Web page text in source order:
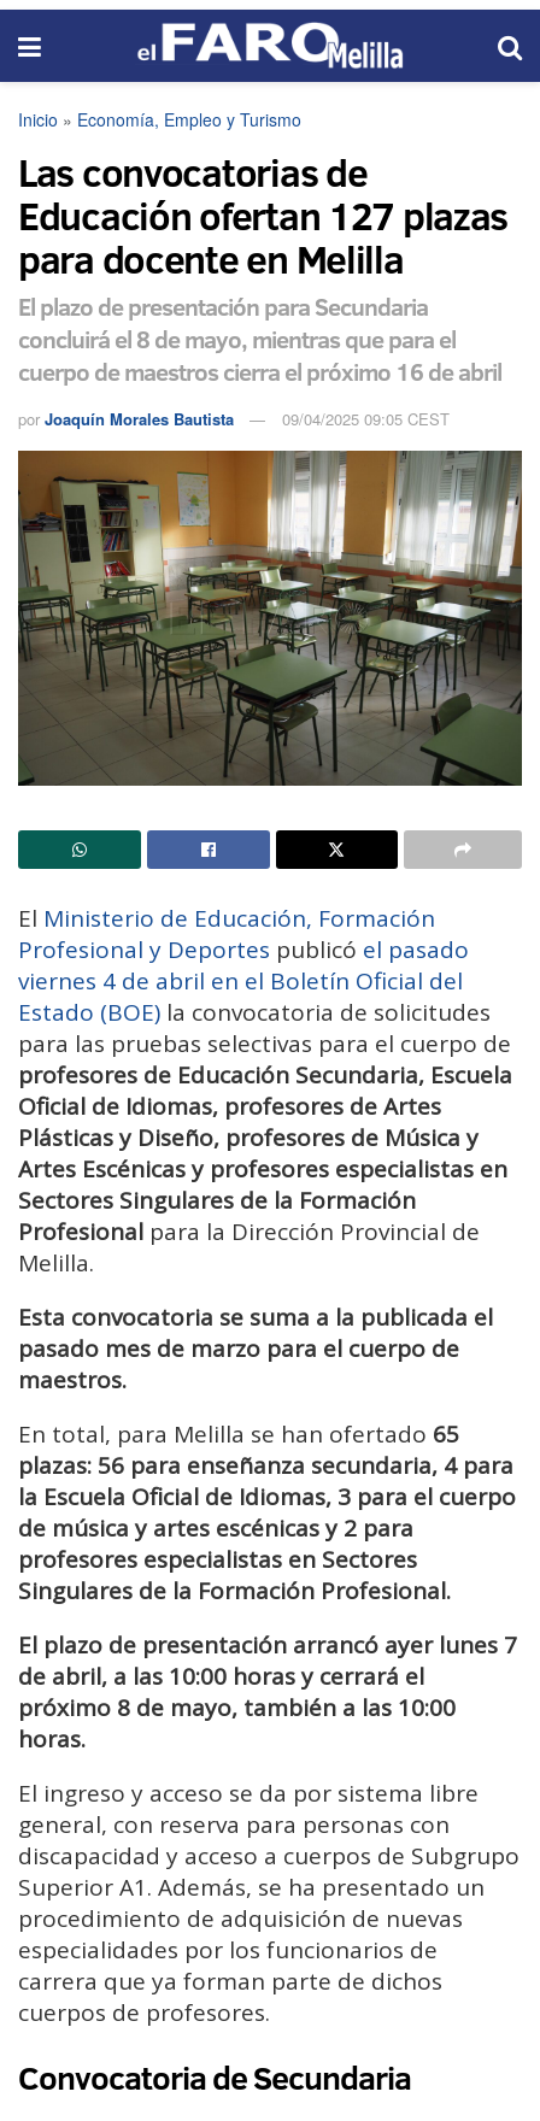
Inicio » Economía, Empleo y Turismo
Las convocatorias de
Educación ofertan 127 plazas
para docente en Melilla
El plazo de presentación para Secundaria
concluirá el 8 de mayo, mientras que para el
cuerpo de maestros cierra el próximo 16 de abril
por Joaquín Morales Bautista 09/04/2025 09:05 CEST
El Ministerio de Educación, Formación
Profesional y Deportes publicó el pasado
viernes 4 de abril en el Boletín Oficial del
Estado (BOE) la convocatoria de solicitudes
para las pruebas selectivas para el cuerpo de
profesores de Educación Secundaria, Escuela
Oficial de Idiomas, profesores de Artes
Plásticas y Diseño, profesores de Música y
Artes Escénicas y profesores especialistas en
Sectores Singulares de la Formación
Profesional para la Dirección Provincial de
Melilla.
Esta convocatoria se suma a la publicada el
pasado mes de marzo para el cuerpo de
maestros.
En total, para Melilla se han ofertado 65
plazas: 56 para enseñanza secundaria, 4 para
la Escuela Oficial de Idiomas, 3 para el cuerpo
de música y artes escénicas y 2 para
profesores especialistas en Sectores
Singulares de la Formación Profesional.
El plazo de presentación arrancó ayer lunes 7
de abril, a las 10:00 horas y cerrará el
próximo 8 de mayo, también a las 10:00
horas.
El ingreso y acceso se da por sistema libre
general, con reserva para personas con
discapacidad y acceso a cuerpos de Subgrupo
Superior A1. Además, se ha presentado un
procedimiento de adquisición de nuevas
especialidades por los funcionarios de
carrera que ya forman parte de dichos
cuerpos de profesores.
Convocatoria de Secundaria